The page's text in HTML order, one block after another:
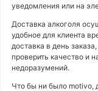
уведомления или на
Доставка алкоголя
удобное для клиента
доставка в день
проверить качество и
недоразумений.
Что бы ни было motivo,